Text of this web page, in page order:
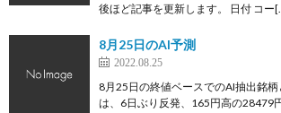
後ほど記事を更新します。 日付 コー
8月25日のAI予測
2022.08.25
8月25日の終値ベースでのAI抽出銘
は、6日ぶり反発、165円高の28479